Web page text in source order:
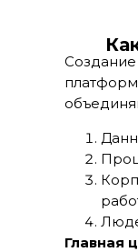
Создание
Главная